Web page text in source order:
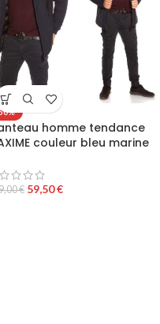
homme tendance
couleur bleu marine
€ 59,50€